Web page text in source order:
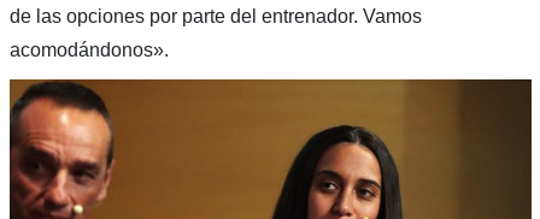
de las opciones por parte del entrenador. Vamos
acomodándonos».